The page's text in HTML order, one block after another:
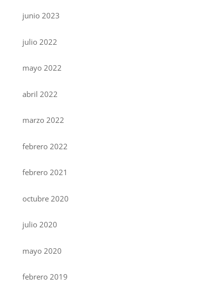
junio 2023
julio 2022
mayo 2022
abril 2022
marzo 2022
febrero 2022
febrero 2021
octubre 2020
julio 2020
mayo 2020
febrero 2019